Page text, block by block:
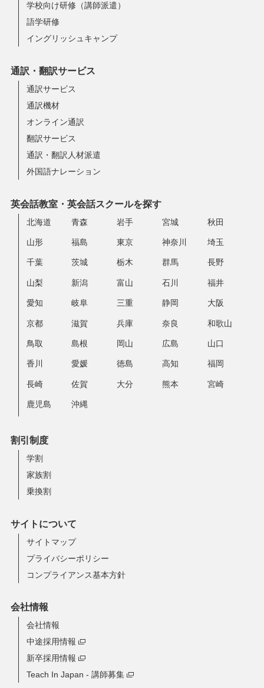
学校向け研修（講師派遣）
語学研修
イングリッシュキャンプ
通訳・翻訳サービス
通訳サービス
通訳機材
オンライン通訳
翻訳サービス
通訳・翻訳人材派遣
外国語ナレーション
英会話教室・英会話スクールを探す
北海道 青森 岩手 宮城 秋田
山形 福島 東京 神奈川 埼玉
千葉 茨城 栃木 群馬 長野
山梨 新潟 富山 石川 福井
愛知 岐阜 三重 静岡 大阪
京都 滋賀 兵庫 奈良 和歌山
鳥取 島根 岡山 広島 山口
香川 愛媛 徳島 高知 福岡
長崎 佐賀 大分 熊本 宮崎
鹿児島 沖縄
割引制度
学割
家族割
乗換割
サイトについて
サイトマップ
プライバシーポリシー
コンプライアンス基本方針
会社情報
会社情報
中途採用情報
新卒採用情報
Teach In Japan - 講師募集